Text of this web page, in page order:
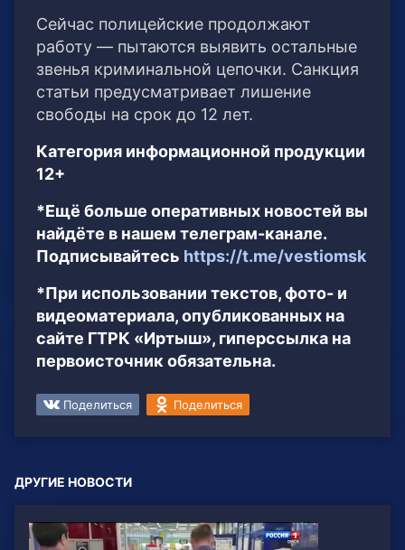
Сейчас полицейские продолжают
работу — пытаются выявить остальные
звенья криминальной цепочки. Санкция
статьи предусматривает лишение
свободы на срок до 12 лет.
Категория информационной продукции
12+
*Ещё больше оперативных новостей вы
найдёте в нашем телеграм-канале.
Подписывайтесь https://t.me/vestiomsk
*При использовании текстов, фото- и
видеоматериала, опубликованных на
сайте ГТРК «Иртыш», гиперссылка на
первоисточник обязательна.
Поделиться Поделиться
ДРУГИЕ НОВОСТИ